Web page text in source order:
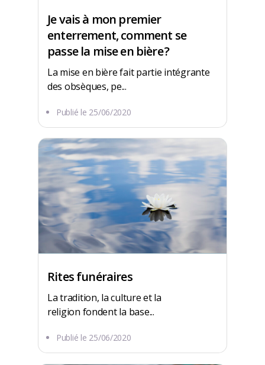
Je vais à mon premier
enterrement, comment se
passe la mise en bière ?
La mise en bière fait partie intégrante
des obsèques, pe...
Publié le 25/06/2020
Rites funéraires
La tradition, la culture et la
religion fondent la base...
Publié le 25/06/2020